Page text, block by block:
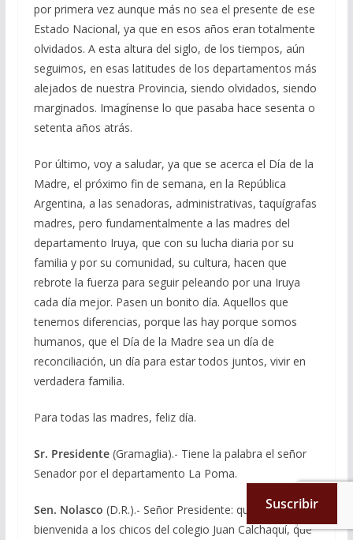
por primera vez aunque más no sea el presente de ese
Estado Nacional, ya que en esos años eran totalmente
olvidados. A esta altura del siglo, de los tiempos, aún
seguimos, en esas latitudes de los departamentos más
alejados de nuestra Provincia, siendo olvidados, siendo
marginados. Imagínense lo que pasaba hace sesenta o
setenta años atrás.
Por último, voy a saludar, ya que se acerca el Día de la
Madre, el próximo fin de semana, en la República
Argentina, a las senadoras, administrativas, taquígrafas
madres, pero fundamentalmente a las madres del
departamento Iruya, que con su lucha diaria por su
familia y por su comunidad, su cultura, hacen que
rebrote la fuerza para seguir peleando por una Iruya
cada día mejor. Pasen un bonito día. Aquellos que
tenemos diferencias, porque las hay porque somos
humanos, que el Día de la Madre sea un día de
reconciliación, un día para estar todos juntos, vivir en
verdadera familia.
Para todas las madres, feliz día.
Sr. Presidente(Gramaglia).- Tiene la palabra el señor
Senador por el departamento La Poma.
Sen. Nolasco (D.R.).- Señor Presidente: quiero dar la
bienvenida a los chicos del colegio Juan Calchaquí, que
Suscribir